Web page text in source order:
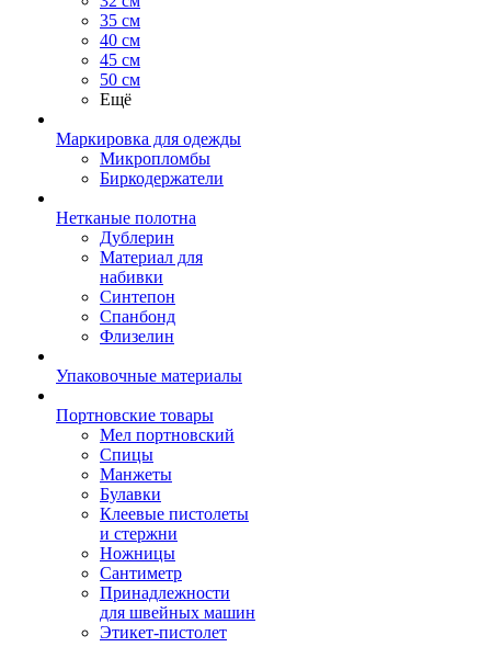
35 см
40 см
45 см
50 см
Ещё
Маркировка для одежды
Микропломбы
Биркодержатели
Нетканые полотна
Дублерин
Материал для
набивки
Синтепон
Спанбонд
Флизелин
Упаковочные материалы
Портновские товары
Мел портновский
Спицы
Манжеты
Булавки
Клеевые пистолеты
и стержни
Ножницы
Сантиметр
Принадлежности
для швейных машин
Этикет-пистолет